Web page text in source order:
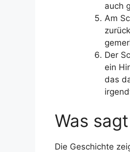
auch
Am
Der
ein
das
Was
Die Geschichte